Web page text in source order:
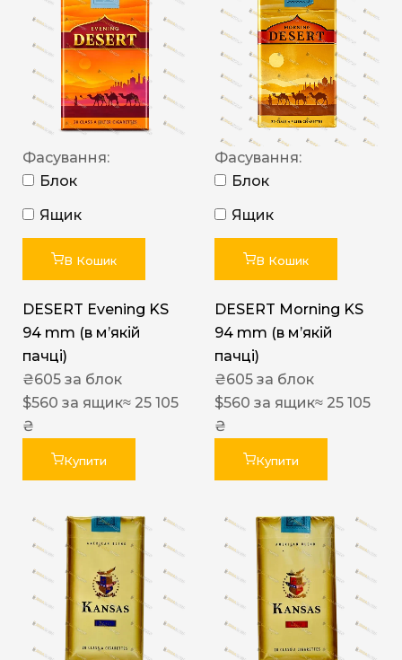
Фасування:
Блок
Ящик
В Кошик
DESERT Evening KS
94 mm (в мʼякій
пачці)
₴605 за блок
$560 за ящик≈ 25 105
₴
Купити
Фасування:
Блок
Ящик
В Кошик
DESERT Morning KS
94 mm (в мʼякій
пачці)
₴605 за блок
$560 за ящик≈ 25 105
₴
Купити